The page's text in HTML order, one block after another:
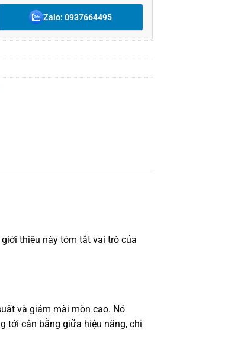
Zalo: 0937664495
thiệu này tóm tắt vai trò của
và giảm mài mòn cao. Nó
tới cân bằng giữa hiệu năng, chi